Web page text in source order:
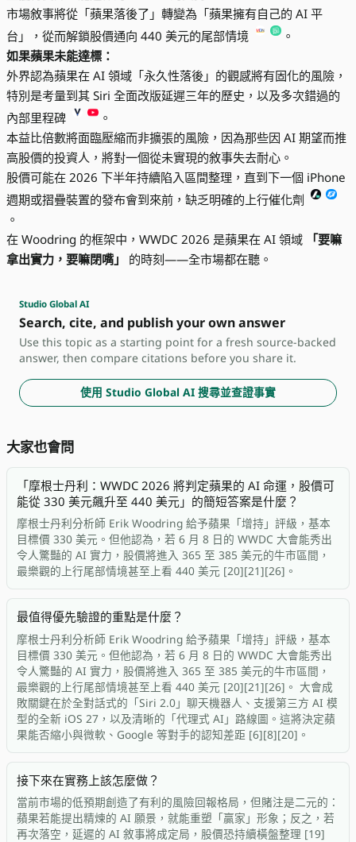
市場敘事將從「蘋果落後了」轉變為「蘋果擁有自己的 AI 平
台」，從而解鎖股價通向 440 美元的尾部情境
。
如果蘋果未能達標：
外界認為蘋果在 AI 領域「永久性落後」的觀感將有固化的風險，
特別是考量到其 Siri 全面改版延遲三年的歷史，以及多次錯過的
內部里程碑
。
本益比倍數將面臨壓縮而非擴張的風險，因為那些因 AI 期望而推
高股價的投資人，將對一個從未實現的敘事失去耐心。
股價可能在 2026 下半年持續陷入區間整理，直到下一個 iPhone
週期或摺疊裝置的發布會到來前，缺乏明確的上行催化劑
。
在 Woodring 的框架中，WWDC 2026 是蘋果在 AI 領域
「要嘛
拿出實力，要嘛閉嘴」
的時刻——全市場都在聽。
Studio Global AI
Search, cite, and publish your own answer
Use this topic as a starting point for a fresh source-backed
answer, then compare citations before you share it.
使用 Studio Global AI 搜尋並查證事實
大家也會問
「摩根士丹利：WWDC 2026 將判定蘋果的 AI 命運，股價可
能從 330 美元飆升至 440 美元」的簡短答案是什麼？
摩根士丹利分析師 Erik Woodring 給予蘋果「增持」評級，基本
目標價 330 美元。但他認為，若 6 月 8 日的 WWDC 大會能秀出
令人驚豔的 AI 實力，股價將進入 365 至 385 美元的牛市區間，
最樂觀的上行尾部情境甚至上看 440 美元 [20][21][26]。
最值得優先驗證的重點是什麼？
摩根士丹利分析師 Erik Woodring 給予蘋果「增持」評級，基本
目標價 330 美元。但他認為，若 6 月 8 日的 WWDC 大會能秀出
令人驚豔的 AI 實力，股價將進入 365 至 385 美元的牛市區間，
最樂觀的上行尾部情境甚至上看 440 美元 [20][21][26]。 大會成
敗關鍵在於全對話式的「Siri 2.0」聊天機器人、支援第三方 AI 模
型的全新 iOS 27，以及清晰的「代理式 AI」路線圖。這將決定蘋
果能否縮小與微軟、Google 等對手的認知差距 [6][8][20]。
接下來在實務上該怎麼做？
當前市場的低預期創造了有利的風險回報格局，但賭注是二元的：
蘋果若能提出精煉的 AI 願景，就能重塑「贏家」形象；反之，若
再次落空，延遲的 AI 敘事將成定局，股價恐持續橫盤整理 [19]